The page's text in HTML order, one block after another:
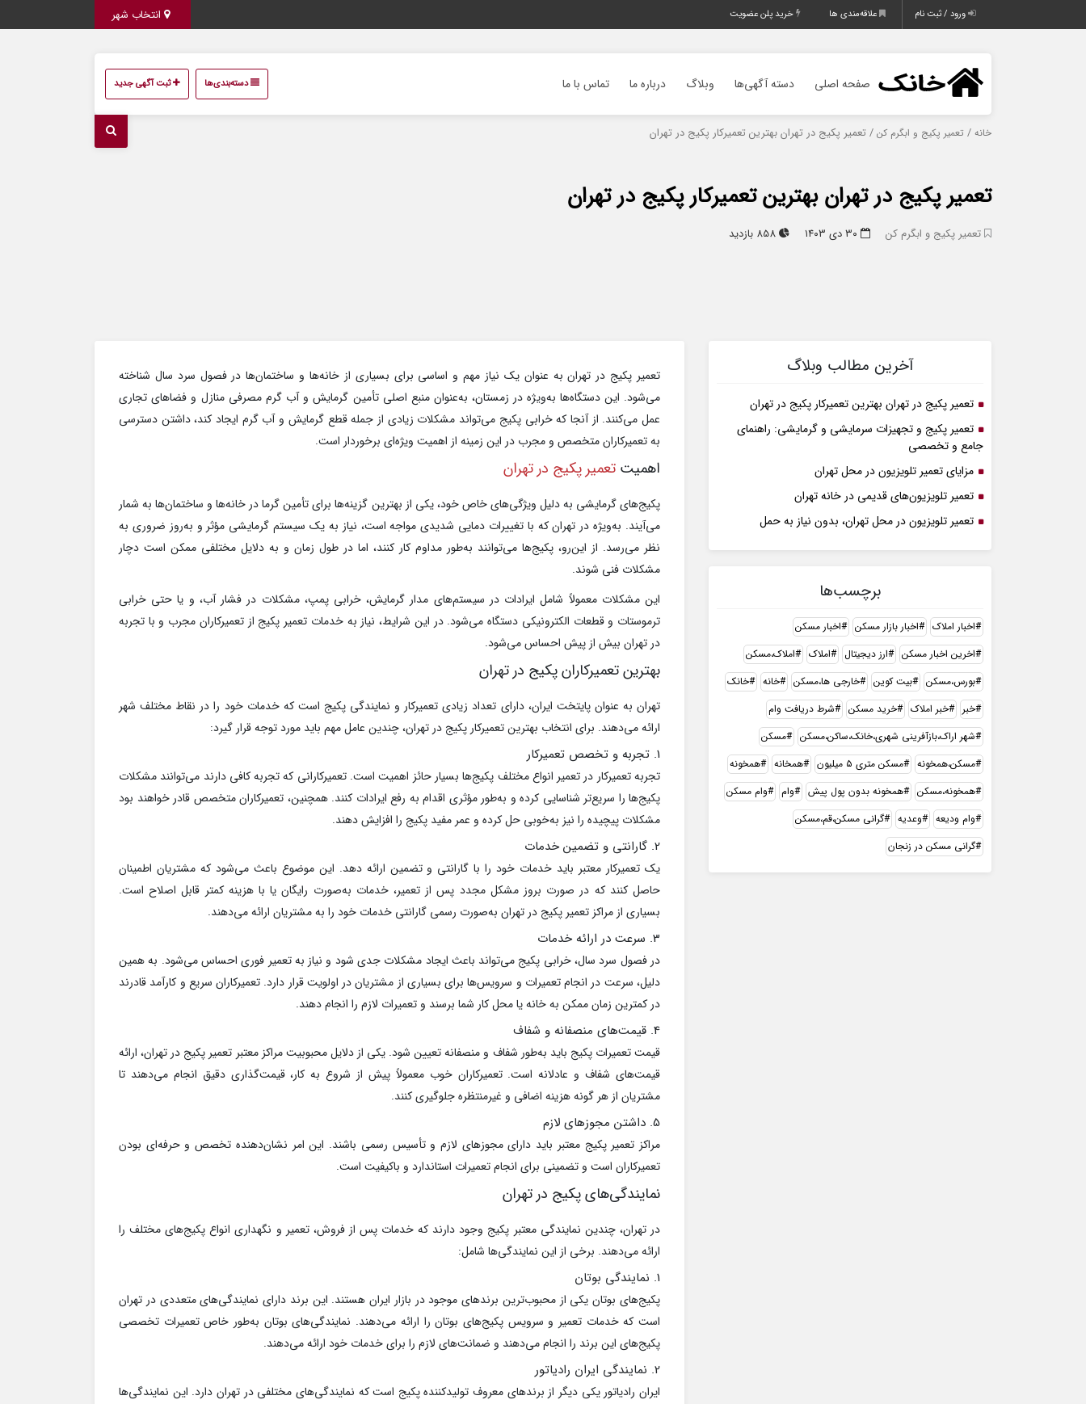
ورود / ثبت نام علاقه‌مندی ها خرید پلن عضویت
صفحه اصلی دسته آگهی‌ها وبلاگ درباره ما تماس با ما دسته‌بندی‌ها ثبت آگهی جدید
خانه / تعمیر پکیج و ابگرم کن / تعمیر پکیج در تهران بهترین تعمیرکار پکیج در تهران
تعمیر پکیج در تهران بهترین تعمیرکار پکیج در تهران
تعمیر پکیج و ابگرم کن
آخرین مطالب وبلاگ
تعمیر پکیج در تهران بهترین تعمیرکار پکیج در تهران
تعمیر پکیج و تجهیزات سرمایشی و گرمایشی: راهنمای
جامع و تخصصی
مزایای تعمیر تلویزیون در محل تهران
تعمیر تلویزیون‌های قدیمی در خانه تهران
تعمیر تلویزیون در محل تهران، بدون نیاز به حمل
برچسب‌ها
اخبار املاک اخبار بازار مسکن
اخبار مسکن
اخرین اخبار مسکن
ارز دیجیتال املاک
املاک،مسکن
بورس،مسکن
بیت کوین خارجی ها،مسکن خانه
خانک
خبر
خبر املاک خرید مسکن
شرط دریافت وام
شهر اراک،بازآفرینی شهری،خانک،ساکن،مسکن
مسکن
مسکن،همخونه
مسکن متری ۵ میلیون همخانه
همخونه
همخونه،مسکن
همخونه بدون پول پیش وام
وام مسکن
وام ودیعه
وعدیه
گرانی مسکن،قم،مسکن
گرانی مسکن در زنجان
تعمیر پکیج در تهران به عنوان یک نیاز مهم و اساسی برای بسیاری از خانه‌ها و ساختمان‌ها در فصول سرد سال شناخته
می‌شود. این دستگاه‌ها به‌ویژه در زمستان، به‌عنوان منبع اصلی تأمین گرمایش و آب گرم مصرفی منازل و فضاهای تجاری
عمل می‌کنند. از آنجا که خرابی پکیج می‌تواند مشکلات زیادی از جمله قطع گرمایش و آب گرم ایجاد کند، داشتن دسترسی
به تعمیرکاران متخصص و مجرب در این زمینه از اهمیت ویژه‌ای برخوردار است.
اهمیت تعمیر پکیج در تهران
پکیج‌های گرمایشی به دلیل ویژگی‌های خاص خود، یکی از بهترین گزینه‌ها برای تأمین گرما در خانه‌ها و ساختمان‌ها به شمار
می‌آیند. به‌ویژه در تهران که با تغییرات دمایی شدیدی مواجه است، نیاز به یک سیستم گرمایشی مؤثر و به‌روز ضروری به
نظر می‌رسد. از این‌رو، پکیج‌ها می‌توانند به‌طور مداوم کار کنند، اما در طول زمان و به دلایل مختلفی ممکن است دچار
مشکلات فنی شوند.
این مشکلات معمولاً شامل ایرادات در سیستم‌های مدار گرمایش، خرابی پمپ، مشکلات در فشار آب، و یا حتی خرابی
ترموستات و قطعات الکترونیکی دستگاه می‌شود. در این شرایط، نیاز به خدمات تعمیر پکیج از تعمیرکاران مجرب و با تجربه
در تهران بیش از پیش احساس می‌شود.
بهترین تعمیرکاران پکیج در تهران
تهران به عنوان پایتخت ایران، دارای تعداد زیادی تعمیرکار و نمایندگی پکیج است که خدمات خود را در نقاط مختلف شهر
ارائه می‌دهند. برای انتخاب بهترین تعمیرکار پکیج در تهران، چندین عامل مهم باید مورد توجه قرار گیرد:
1. تجربه و تخصص تعمیرکار
تجربه تعمیرکار در تعمیر انواع مختلف پکیج‌ها بسیار حائز اهمیت است. تعمیرکارانی که تجربه کافی دارند می‌توانند مشکلات
پکیج‌ها را سریع‌تر شناسایی کرده و به‌طور مؤثری اقدام به رفع ایرادات کنند. همچنین، تعمیرکاران متخصص قادر خواهند بود
مشکلات پیچیده را نیز به‌خوبی حل کرده و عمر مفید پکیج را افزایش دهند.
2. گارانتی و تضمین خدمات
یک تعمیرکار معتبر باید خدمات خود را با گارانتی و تضمین ارائه دهد. این موضوع باعث می‌شود که مشتریان اطمینان
حاصل کنند که در صورت بروز مشکل مجدد پس از تعمیر، خدمات به‌صورت رایگان یا با هزینه کمتر قابل اصلاح است.
بسیاری از مراکز تعمیر پکیج در تهران به‌صورت رسمی گارانتی خدمات خود را به مشتریان ارائه می‌دهند.
3. سرعت در ارائه خدمات
در فصول سرد سال، خرابی پکیج می‌تواند باعث ایجاد مشکلات جدی شود و نیاز به تعمیر فوری احساس می‌شود. به همین
دلیل، سرعت در انجام تعمیرات و سرویس‌ها برای بسیاری از مشتریان در اولویت قرار دارد. تعمیرکاران سریع و کارآمد قادرند
در کمترین زمان ممکن به خانه یا محل کار شما برسند و تعمیرات لازم را انجام دهند.
4. قیمت‌های منصفانه و شفاف
قیمت تعمیرات پکیج باید به‌طور شفاف و منصفانه تعیین شود. یکی از دلایل محبوبیت مراکز معتبر تعمیر پکیج در تهران، ارائه
قیمت‌های شفاف و عادلانه است. تعمیرکاران خوب معمولاً پیش از شروع به کار، قیمت‌گذاری دقیق انجام می‌دهند تا
مشتریان از هر گونه هزینه اضافی و غیرمنتظره جلوگیری کنند.
5. داشتن مجوزهای لازم
مراکز تعمیر پکیج معتبر باید دارای مجوزهای لازم و تأسیس رسمی باشند. این امر نشان‌دهنده تخصص و حرفه‌ای بودن
تعمیرکاران است و تضمینی برای انجام تعمیرات استاندارد و باکیفیت است.
نمایندگی‌های پکیج در تهران
در تهران، چندین نمایندگی معتبر پکیج وجود دارند که خدمات پس از فروش، تعمیر و نگهداری انواع پکیج‌های مختلف را
ارائه می‌دهند. برخی از این نمایندگی‌ها شامل:
1. نمایندگی بوتان
پکیج‌های بوتان یکی از محبوب‌ترین برندهای موجود در بازار ایران هستند. این برند دارای نمایندگی‌های متعددی در تهران
است که خدمات تعمیر و سرویس پکیج‌های بوتان را ارائه می‌دهند. نمایندگی‌های بوتان به‌طور خاص تعمیرات تخصصی
پکیج‌های این برند را انجام می‌دهند و ضمانت‌های لازم را برای خدمات خود ارائه می‌دهند.
2. نمایندگی ایران رادیاتور
ایران رادیاتور یکی دیگر از برندهای معروف تولیدکننده پکیج است که نمایندگی‌های مختلفی در تهران دارد. این نمایندگی‌ها